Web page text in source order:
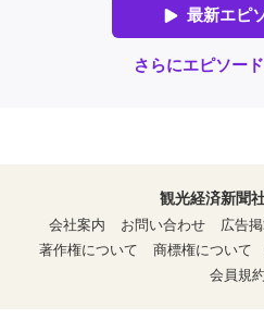
観光経済新聞
会社案内
お問い合わせ 広告
著作権について
商標権について
会員規約